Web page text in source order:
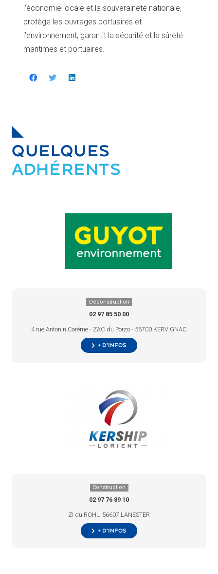
l’économie locale et la souveraineté nationale,
protège les ouvrages portuaires et
l’environnement, garantit la sécurité et la sûreté
maritimes et portuaires.
QUELQUES
ADHÉRENTS
Déconstruction
02 97 85 50 00
4 rue Antonin Carême - ZAC du Porzo - 56700 KERVIGNAC
+ d’infos
Construction
02 97 76 89 10
ZI du ROHU 56607 LANESTER
+ d’infos